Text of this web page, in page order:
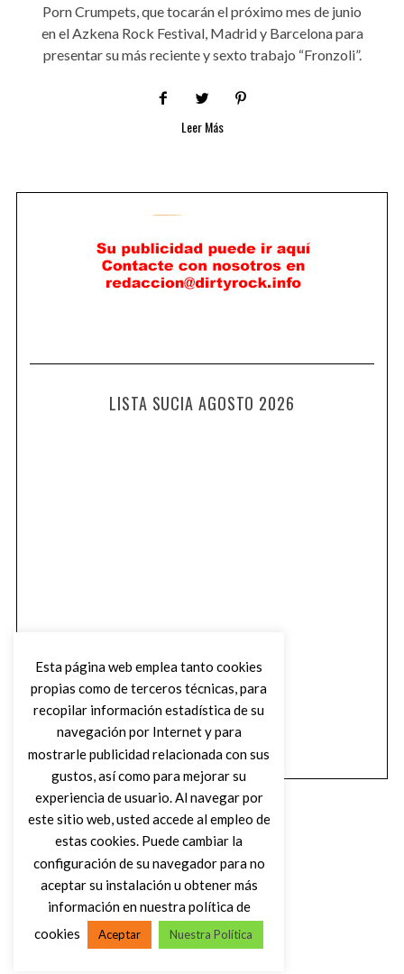
Porn Crumpets, que tocarán el próximo mes de junio
en el Azkena Rock Festival, Madrid y Barcelona para
presentar su más reciente y sexto trabajo “Fronzoli”.
Leer Más
LISTA SUCIA AGOSTO 2026
VOLVER AL INICIO
Esta página web emplea tanto cookies
propias como de terceros técnicas, para
recopilar información estadística de su
navegación por Internet y para
mostrarle publicidad relacionada con sus
gustos, así como para mejorar su
experiencia de usuario. Al navegar por
este sitio web, usted accede al empleo de
estas cookies. Puede cambiar la
configuración de su navegador para no
aceptar su instalación u obtener más
información en nuestra política de
cookies
Aceptar Nuestra Política